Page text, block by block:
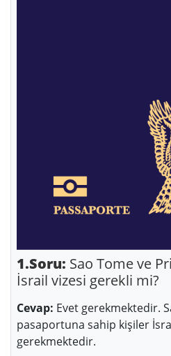
1.Soru: Sao Tome ve
İsrail vizesi gerekli mi?
Cevap: Evet gerekmektedir.
pasaportuna sahip kişiler
gerekmektedir.